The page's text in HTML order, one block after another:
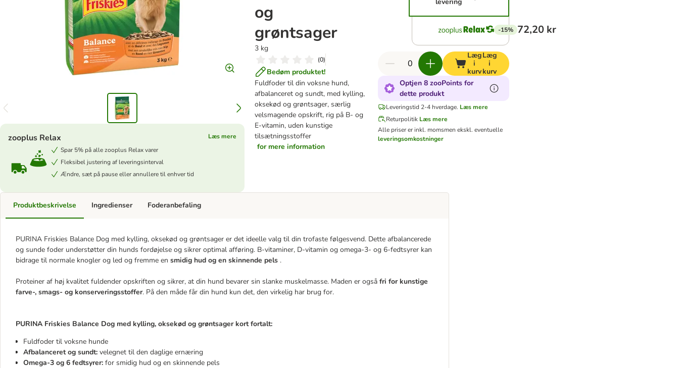
og
grøntsager
3 kg
(0)
Bedøm produktet!
Fuldfoder til din voksne hund,
afbalanceret og sundt, med kylling,
oksekød og grøntsager, særlig
velsmagende opskrift, rig på B- og
E-vitamin, uden kunstige
tilsætningsstoffer
for mere information
zooplus Relax
Læs mere
Spar 5% på alle zooplus Relax varer
Fleksibel justering af leveringsinterval
Ændre, sæt på pause eller annullere til enhver tid
-15% 72,20 kr
Læg
i
kurv
Læg
i
kurv
Optjen 8 zooPoints for
dette produkt
Leveringstid 2-4 hverdage. Læs mere
Returpolitik Læs mere
Alle priser er inkl. momsmen ekskl. eventuelle
leveringsomkostninger
Produktbeskrivelse
PURINA Friskies Balance Dog med kylling, oksekød og grøntsager er det ideelle valg til din trofaste følgesvend. Dette afbalancerede
og sunde foder understøtter din hunds fordøjelse og sikrer optimal afføring. B-vitaminer, D-vitamin og omega-3- og 6-fedtsyrer kan
bidrage til normale knogler og led og fremme en smidig hud og en skinnende pels .
Proteiner af høj kvalitet fuldender opskriften og sikrer, at din hund bevarer sin slanke muskelmasse. Maden er også fri for kunstige
farve-, smags- og konserveringsstoffer. På den måde får din hund kun det, den virkelig har brug for.
PURINA Friskies Balance Dog med kylling, oksekød og grøntsager kort fortalt:
Fuldfoder til voksne hunde
Afbalanceret og sundt: velegnet til den daglige ernæring
Omega-3 og 6 fedtsyrer: for smidig hud og en skinnende pels
Ingredienser Foderanbefaling